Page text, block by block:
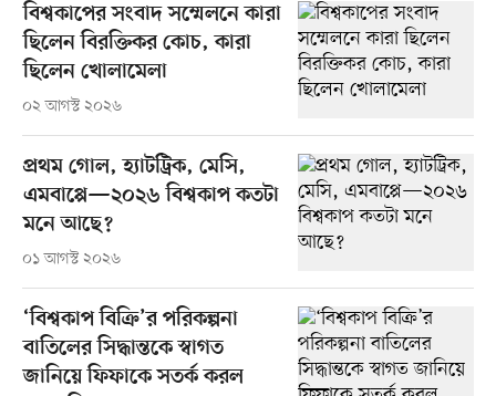
বিশ্বকাপের সংবাদ সম্মেলনে কারা
ছিলেন বিরক্তিকর কোচ, কারা
ছিলেন খোলামেলা
০২ আগস্ট ২০২৬
প্রথম গোল, হ্যাটট্রিক, মেসি,
এমবাপ্পে—২০২৬ বিশ্বকাপ কতটা
মনে আছে?
০১ আগস্ট ২০২৬
‘বিশ্বকাপ বিক্রি’র পরিকল্পনা
বাতিলের সিদ্ধান্তকে স্বাগত
জানিয়ে ফিফাকে সতর্ক করল